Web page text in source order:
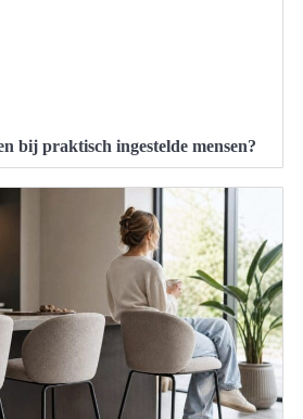
bij praktisch ingestelde mensen?